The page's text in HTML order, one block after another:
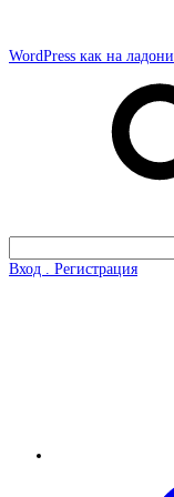
WordPress как на ладони
Вход . Регистрация